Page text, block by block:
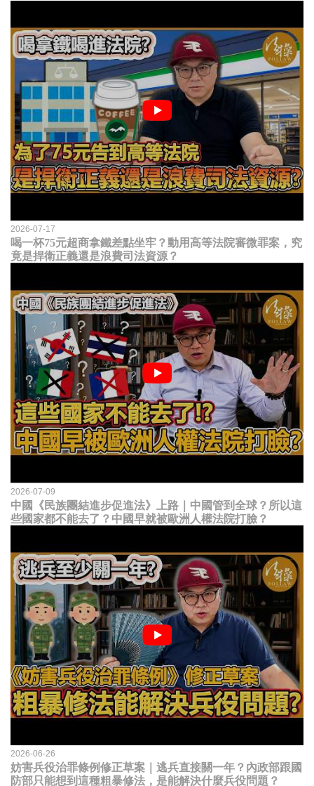
2026-07-17
喝一杯75元超商拿鐵差點坐牢？動用高等法院審微罪案，究
竟是捍衛正義還是浪費司法資源？
2026-07-09
中國《民族團結進步促進法》上路｜中國管到全球？所以這
些國家都不能去了？中國早就被歐洲人權法院打臉？
2026-06-26
妨害兵役治罪條例修正草案｜逃兵直接關一年？內政部跟國
防部只能想到這種粗暴修法，是能解決什麼兵役問題？